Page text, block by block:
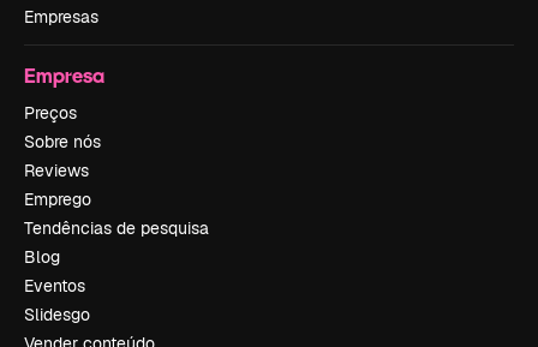
Empresas
Empresa
Preços
Sobre nós
Reviews
Emprego
Tendências de pesquisa
Blog
Eventos
Slidesgo